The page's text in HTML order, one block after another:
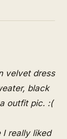
velvet dress
black
outfit pic. :(
I really liked